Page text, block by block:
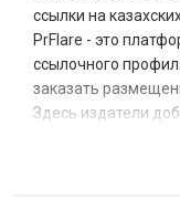
ссылки на
PrFlare - это
ссылочного
заказать
Здесь издатели